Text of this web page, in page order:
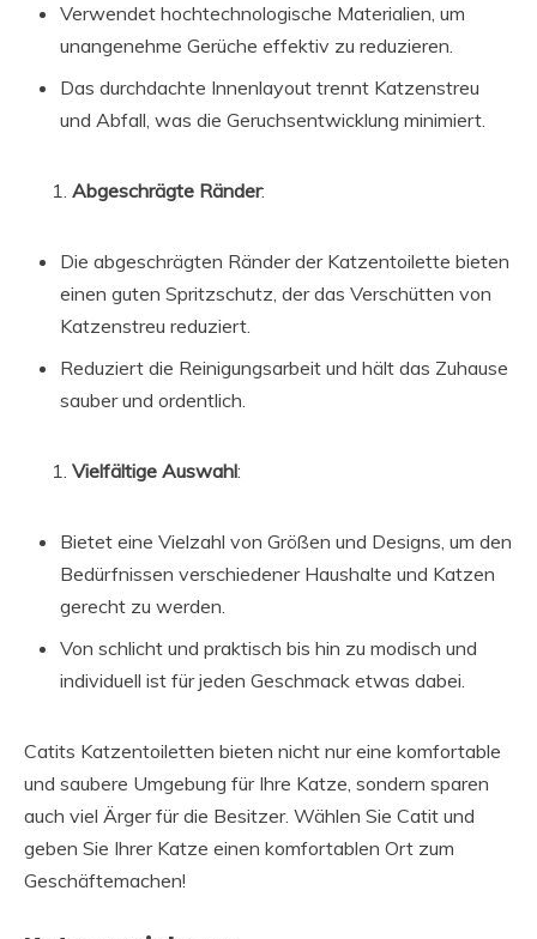
Verwendet hochtechnologische Materialien, um
unangenehme Gerüche effektiv zu reduzieren.
Das durchdachte Innenlayout trennt Katzenstreu
und Abfall, was die Geruchsentwicklung minimiert.
Abgeschrägte Ränder:
Die abgeschrägten Ränder der Katzentoilette bieten
einen guten Spritzschutz, der das Verschütten von
Katzenstreu reduziert.
Reduziert die Reinigungsarbeit und hält das Zuhause
sauber und ordentlich.
Vielfältige Auswahl:
Bietet eine Vielzahl von Größen und Designs, um den
Bedürfnissen verschiedener Haushalte und Katzen
gerecht zu werden.
Von schlicht und praktisch bis hin zu modisch und
individuell ist für jeden Geschmack etwas dabei.
Catits Katzentoiletten bieten nicht nur eine komfortable
und saubere Umgebung für Ihre Katze, sondern sparen
auch viel Ärger für die Besitzer. Wählen Sie Catit und
geben Sie Ihrer Katze einen komfortablen Ort zum
Geschäftemachen!